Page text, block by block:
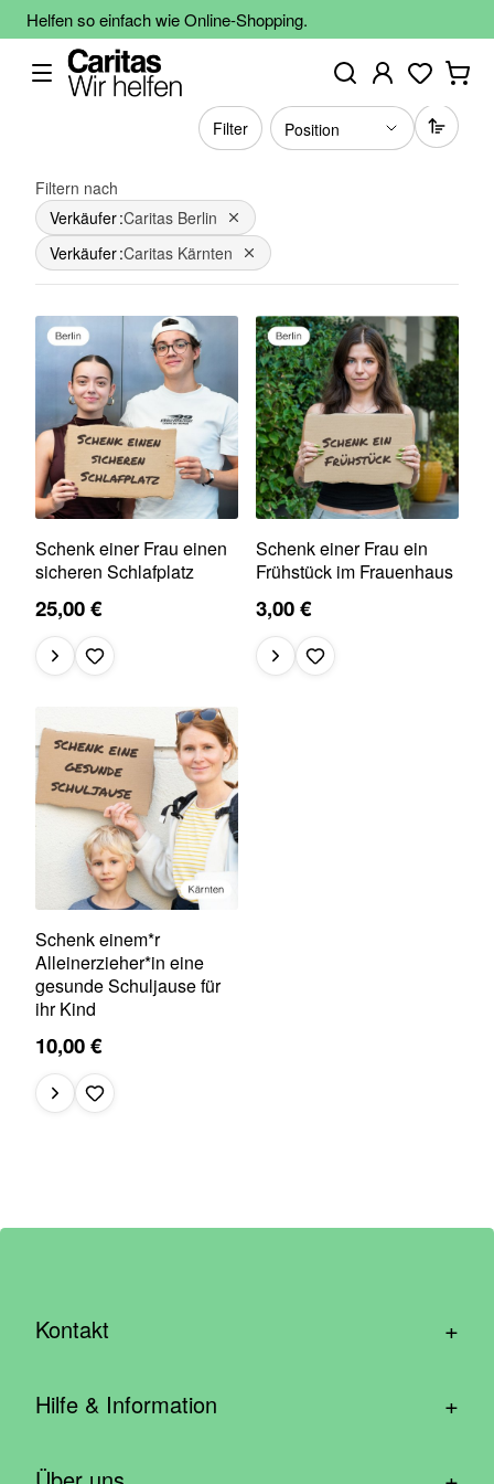
Helfen so einfach wie Online-Shopping.
Filter
Filtern nach
Verkäufer Caritas Berlin
Dies entfernen
Verkäufer Caritas Kärnten Dies entfernen
Schenk einer Frau einen
sicheren Schlafplatz
25,00 €
Schenk einer Frau ein
Frühstück im Frauenhaus
3,00 €
Schenk einem*r
Alleinerzieher*in eine
gesunde Schuljause für
ihr Kind
10,00 €
Kontakt +
Kontaktformular
Hilfe & Information +